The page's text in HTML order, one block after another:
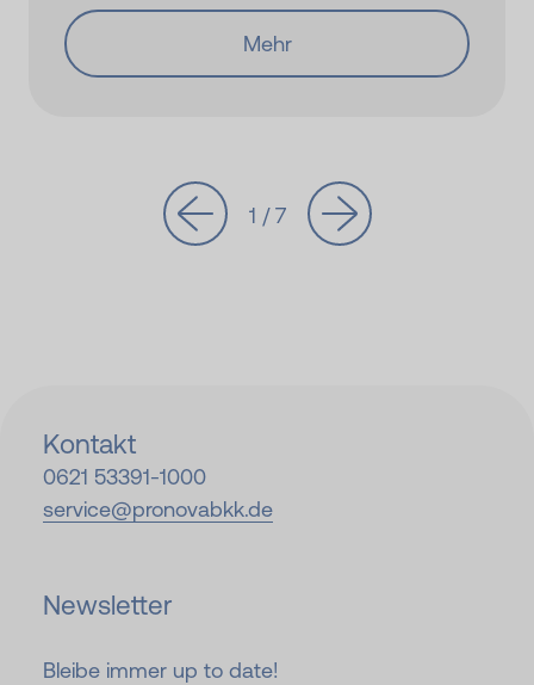
Mehr
1 / 7
Kontakt
0621 53391-1000
service@pronovabkk.de
Newsletter
Bleibe immer up to date!